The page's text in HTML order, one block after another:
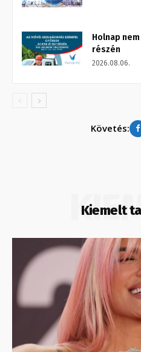
Holnap
részén
2026.08.06.
Követés:
Kiemelt